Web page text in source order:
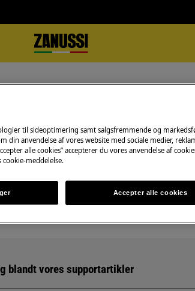
til Støvsugere
blandt vores supportartikler
til sideoptimering samt salgsfremmende og
din anvendelse af vores website med sociale medier,
alle cookies” accepterer du vores anvendelse af
meddelelse.
Accepter alle cookies